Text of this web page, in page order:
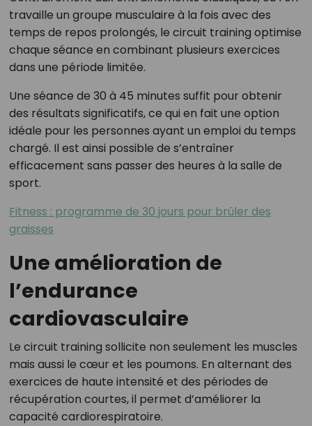
travaille un groupe musculaire à la fois avec des
temps de repos prolongés, le circuit training optimise
chaque séance en combinant plusieurs exercices
dans une période limitée.
Une séance de 30 à 45 minutes suffit pour obtenir
des résultats significatifs, ce qui en fait une option
idéale pour les personnes ayant un emploi du temps
chargé. Il est ainsi possible de s’entraîner
efficacement sans passer des heures à la salle de
sport.
Fitness : programme de 30 jours pour brûler des
graisses
Une amélioration de
l’endurance
cardiovasculaire
Le circuit training sollicite non seulement les muscles
mais aussi le cœur et les poumons. En alternant des
exercices de haute intensité et des périodes de
récupération courtes, il permet d’améliorer la
capacité cardiorespiratoire.